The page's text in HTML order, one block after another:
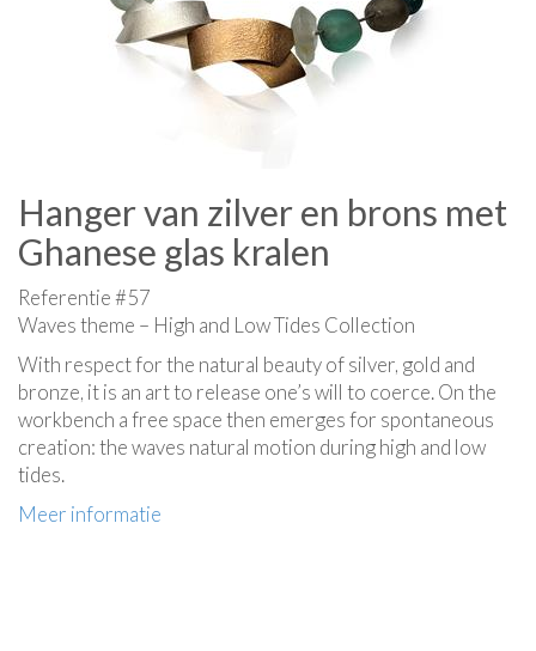
Hanger van zilver en brons met
Ghanese glas kralen
Referentie #57
Waves theme – High and Low Tides Collection
With respect for the natural beauty of silver, gold and
bronze, it is an art to release one’s will to coerce. On the
workbench a free space then emerges for spontaneous
creation: the waves natural motion during high and low
tides.
Meer informatie